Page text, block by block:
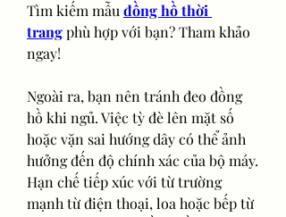
Tìm kiếm mẫu đồng hồ thời
trang phù hợp với bạn? Tham khảo
ngay!
Ngoài ra, bạn nên tránh đeo đồng
hồ khi ngủ. Việc tỳ đè lên mặt số
hoặc vặn sai hướng dây có thể ảnh
hưởng đến độ chính xác của bộ máy.
Hạn chế tiếp xúc với từ trường
mạnh từ điện thoại, loa hoặc bếp từ